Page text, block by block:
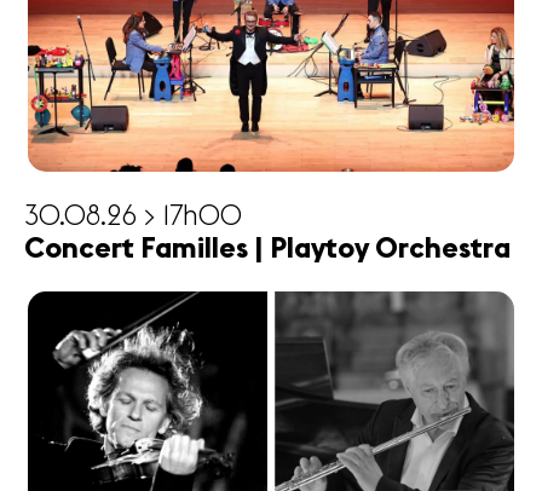
30.08.26 > 17h00
Concert Familles | Playtoy Orchestra